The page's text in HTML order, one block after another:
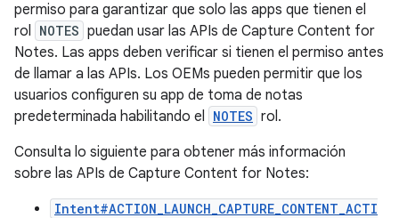
permiso para garantizar que solo las apps que tienen el
rol NOTES puedan usar las APIs de Capture Content for
Notes. Las apps deben verificar si tienen el permiso antes
de llamar a las APIs. Los OEMs pueden permitir que los
usuarios configuren su app de toma de notas
predeterminada habilitando el NOTES rol.
Consulta lo siguiente para obtener más información
sobre las APIs de Capture Content for Notes:
Intent#ACTION_LAUNCH_CAPTURE_CONTENT_ACTI